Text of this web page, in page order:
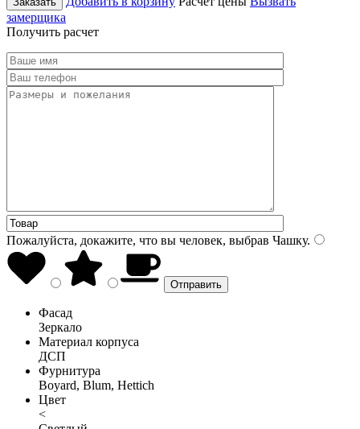
замерщика
Получить расчет
Пожалуйста, докажите, что вы человек, выбрав Чашку.
Фасад
Зеркало
Материал корпуса
ДСП
Фурнитура
Boyard, Blum, Hettich
Цвет
<